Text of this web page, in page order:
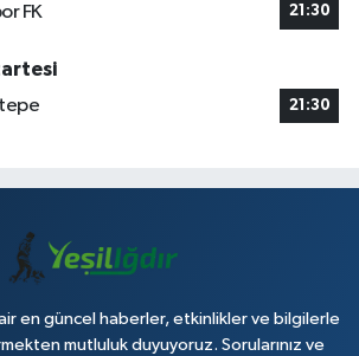
FK 21:30
21:30
en güncel haberler, etkinlikler ve bilgilerle
mutluluk duyuyoruz. Sorularınız ve